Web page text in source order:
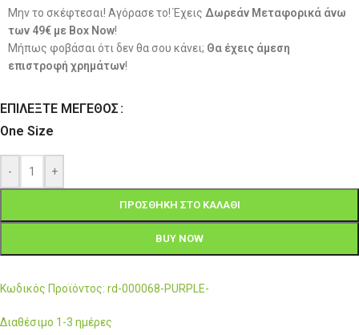
Μην το σκέφτεσαι! Αγόρασε το! Έχεις Δωρεάν Μεταφορικά άνω
των 49€ με Box Now!
Μήπως φοβάσαι ότι δεν θα σου κάνει; Θα έχεις άμεση
επιστροφή χρημάτων!
ΕΠΙΛΈΞΤΕ ΜΈΓΕΘΟΣ
One Size
- +
ΠΡΟΣΘΉΚΗ ΣΤΟ ΚΑΛΆΘΙ
BUY NOW
Κωδικός Προϊόντος: rd-000068-PURPLE-
Διαθέσιμο 1-3 ημέρες